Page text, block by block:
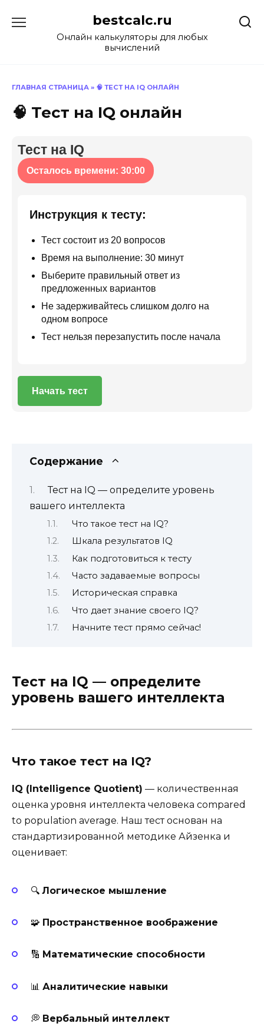
содержанию
bestcalc.ru
Онлайн калькуляторы для любых
вычислений
ГЛАВНАЯ СТРАНИЦА » 🧠 ТЕСТ НА IQ ОНЛАЙН
🧠 Тест на IQ онлайн
Тест на IQ
Осталось времени: 30:00
Инструкция к тесту:
Тест состоит из 20 вопросов
Время на выполнение: 30 минут
Выберите правильный ответ из
предложенных вариантов
Не задерживайтесь слишком долго на
одном вопросе
Тест нельзя перезапустить после начала
Начать тест
Содержание
Тест на IQ — определите уровень
вашего интеллекта
Что такое тест на IQ?
Шкала результатов IQ
Как подготовиться к тесту
Часто задаваемые вопросы
Историческая справка
Что дает знание своего IQ?
Начните тест прямо сейчас!
Тест на IQ — определите
уровень вашего интеллекта
Что такое тест на IQ?
IQ (Intelligence Quotient) — количественная
оценка уровня интеллекта человека compared
to population average. Наш тест основан на
стандартизированной методике Айзенка и
оценивает:
🔍 Логическое мышление
🧩 Пространственное воображение
🔢 Математические способности
📊 Аналитические навыки
💭 Вербальный интеллект